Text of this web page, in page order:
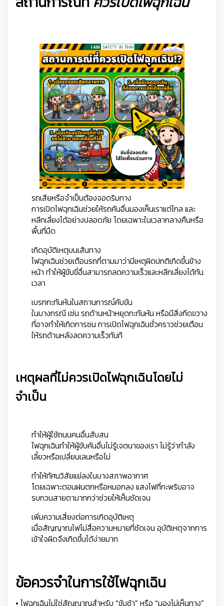
รถเสียหรือจำเป็นต้องจอดริมทาง
การเปิดไฟฉุกเฉินช่วยให้รถคันอื่นมองเห็นเราแต่ไกล และ
หลีกเลี่ยงได้อย่างปลอดภัย โดยเฉพาะในเวลากลางคืนหรือ
พื้นที่มืด
เกิดอุบัติเหตุบนเส้นทาง
ไฟฉุกเฉินช่วยเตือนรถที่ตามมาว่ามีเหตุผิดปกติเกิดขึ้นข้าง
หน้า ทำให้ผู้ขับขี่อื่นสามารถลดความเร็วและหลีกเลี่ยงได้ทัน
เวลา
เบรกกะทันหันในสถานการณ์คับขัน
ในบางกรณี เช่น รถด้านหน้าหยุดกะทันหัน หรือมีสิ่งกีดขวาง
ที่อาจทำให้เกิดการชน การเปิดไฟฉุกเฉินชั่วคราวช่วยเตือน
ให้รถด้านหลังลดความเร็วทันที
เหตุผลที่ไม่ควรเปิดไฟฉุกเฉินโดยไม่
จำเป็น
ทำให้ผู้ใช้ถนนคนอื่นสับสน
ไฟฉุกเฉินทำให้ผู้ขับคันอื่นไม่รู้เจตนาของเรา ไม่รู้ว่ากำลัง
เลี้ยวหรือเปลี่ยนเลนหรือไม่
ทำให้ทัศนวิสัยแย่ลงในบางสภาพอากาศ
โดยเฉพาะตอนฝนตกหรือหมอกลง แสงไฟที่กะพริบอาจ
รบกวนสายตามากกว่าช่วยให้เห็นชัดเจน
เพิ่มความเสี่ยงต่อการเกิดอุบัติเหตุ
เมื่อสัญญาณไฟไม่สื่อความหมายที่ชัดเจน อุบัติเหตุจากการ
เข้าใจผิดจึงเกิดขึ้นได้ง่ายมาก
ข้อควรจำในการใช้ไฟฉุกเฉิน
• ไฟฉุกเฉินไม่ใช่สัญญาณสำหรับ “ขับช้า” หรือ “มองไม่เห็นทาง”